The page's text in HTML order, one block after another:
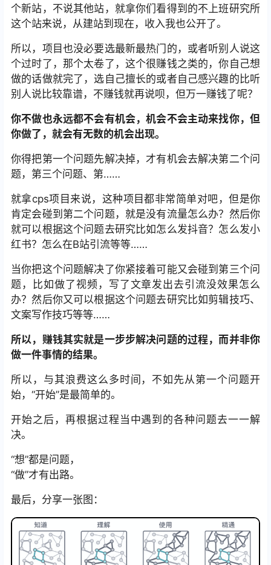
个新站，不说其他站，就拿你们看得到的不上班研究所
这个站来说，从建站到现在，收入我也公开了。
所以，项目也没必要选最新最热门的，或者听别人说这
个过时了，那个太卷了，这个很赚钱之类的，你自己想
做的话做就完了，选自己擅长的或者自己感兴趣的比听
别人说比较靠谱，不赚钱就再说呗，但万一赚钱了呢？
你不做也永远都不会有机会，机会不会主动来找你，但
你做了，就会有无数的机会出现。
你得把第一个问题先解决掉，才有机会去解决第二个问
题，第三个问题、第……
就拿cps项目来说，这种项目都非常简单对吧，但是你
肯定会碰到第二个问题，就是没有流量怎么办？然后你
就可以根据这个问题去研究比如怎么发抖音？怎么发小
红书？怎么在B站引流等等……
当你把这个问题解决了你紧接着可能又会碰到第三个问
题，比如做了视频，写了文章发出去引流没效果怎么
办？然后你又可以根据这个问题去研究比如剪辑技巧、
文案写作技巧等等……
所以，赚钱其实就是一步步解决问题的过程，而并非你
做一件事情的结果。
所以，与其浪费这么多时间，不如先从第一个问题开
始，“开始”是最简单的。
开始之后，再根据过程当中遇到的各种问题去一一解
决。
“想”都是问题，
“做”才有出路。
最后，分享一张图：